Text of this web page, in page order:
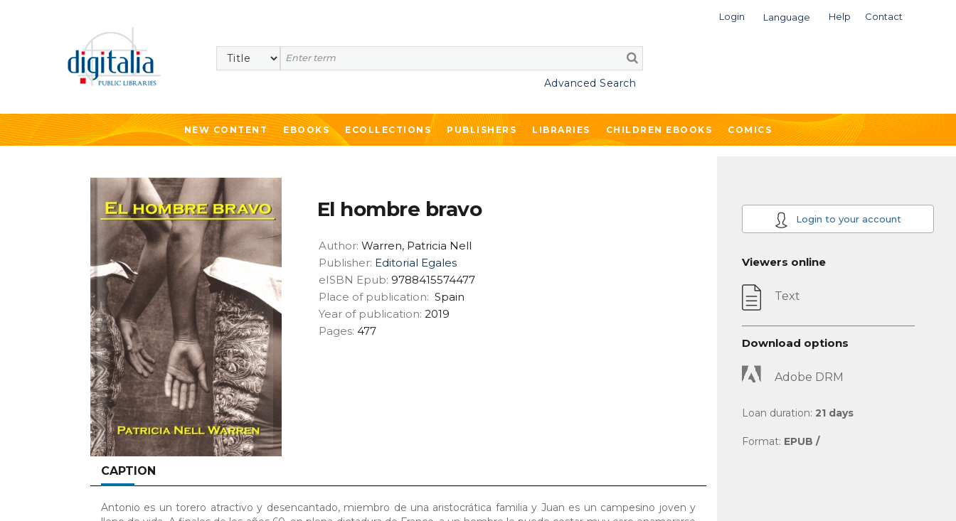
Login Language Help Contact
Search
Advanced Search
NEW CONTENT EBOOKS ECOLLECTIONS PUBLISHERS LIBRARIES CHILDREN EBOOKS COMICS
El hombre bravo
Author: Warren, Patricia Nell
Publisher: Editorial Egales
eISBN Epub: 9788415574477
Place of publication: Spain
Year of publication: 2019
Pages: 477
CAPTION
Antonio es un torero atractivo y desencantado, miembro de una aristocrática familia y Juan es un campesino joven y
Login to your account
Viewers online
Text
Download options
Adobe DRM
Loan duration: 21 days
Format: EPUB /